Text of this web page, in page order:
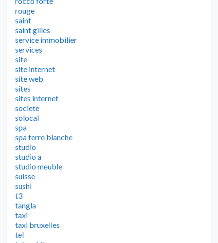
rouge
saint
saint gilles
service immobilier
services
site
site internet
site web
sites
sites internet
societe
solocal
spa
spa terre blanche
studio
studio a
studio meuble
suisse
sushi
t3
tangla
taxi
taxi bruxelles
tel